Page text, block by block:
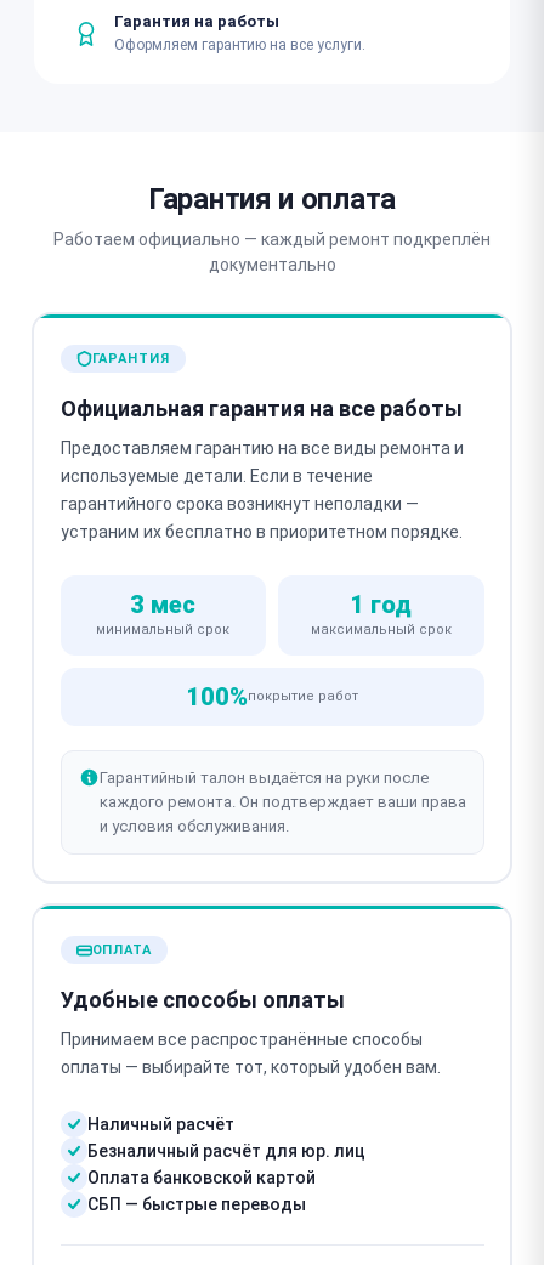
Гарантия на работы
Оформляем гарантию на все услуги.
Гарантия и оплата
Работаем официально — каждый ремонт подкреплён
документально
ГАРАНТИЯ
Официальная гарантия на все работы
Предоставляем гарантию на все виды ремонта и
используемые детали. Если в течение
гарантийного срока возникнут неполадки —
устраним их бесплатно в приоритетном порядке.
3 мес
минимальный срок
1 год
максимальный срок
100%покрытие работ
Гарантийный талон выдаётся на руки после
каждого ремонта. Он подтверждает ваши права
и условия обслуживания.
ОПЛАТА
Удобные способы оплаты
Принимаем все распространённые способы
оплаты — выбирайте тот, который удобен вам.
Наличный расчёт
Безналичный расчёт для юр. лиц
Оплата банковской картой
СБП — быстрые переводы